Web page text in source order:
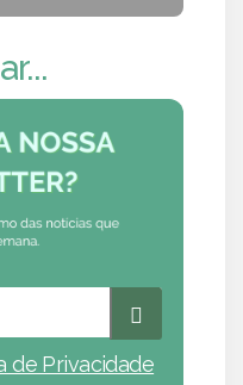
de Privacidade